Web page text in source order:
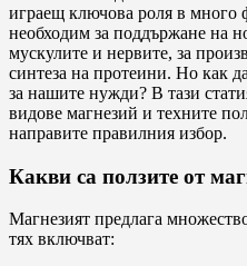
играещ ключова роля в много
необходим за поддържане на
мускулите и нервите, за
синтеза на протеини. Но как
за нашите нужди? В тази
видове магнезий и техните
направите правилния избор.
Какви са ползите от
Магнезият предлага
тях включват: